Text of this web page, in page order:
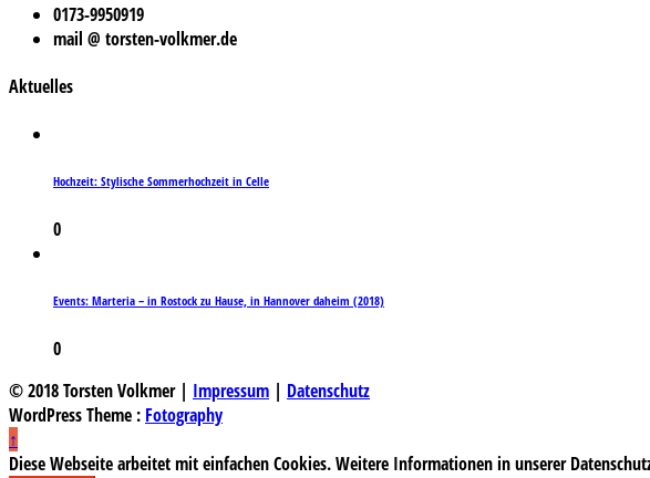
0173-9950919
mail @ torsten-volkmer.de
Aktuelles
Hochzeit: Stylische Sommerhochzeit in Celle
0
Events: Marteria – in Rostock zu Hause, in Hannover daheim (2018)
0
© 2018 Torsten Volkmer | Impressum | Datenschutz
WordPress Theme : Fotography
↑
Diese Webseite arbeitet mit einfachen Cookies. Weitere Informationen in unserer